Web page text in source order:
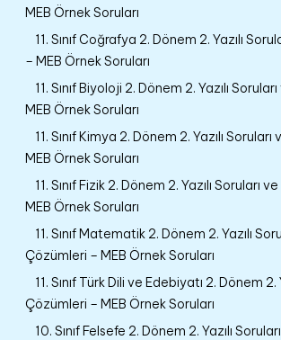
MEB Örnek Soruları
11. Sınıf Coğrafya 2. Dönem 2. Yazılı
– MEB Örnek Soruları
11. Sınıf Biyoloji 2. Dönem 2. Yazılı
MEB Örnek Soruları
11. Sınıf Kimya 2. Dönem 2. Yazılı
MEB Örnek Soruları
11. Sınıf Fizik 2. Dönem 2. Yazılı Soruları
MEB Örnek Soruları
11. Sınıf Matematik 2. Dönem 2. Yazılı
Çözümleri – MEB Örnek Soruları
11. Sınıf Türk Dili ve Edebiyatı 2. Dönem 2.
Çözümleri – MEB Örnek Soruları
10. Sınıf Felsefe 2. Dönem 2. Yazılı